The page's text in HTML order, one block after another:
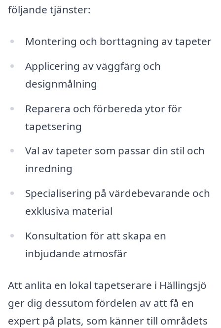
följande tjänster:
Montering och borttagning av tapeter
Applicering av väggfärg och
designmålning
Reparera och förbereda ytor för
tapetsering
Val av tapeter som passar din stil och
inredning
Specialisering på värdebevarande och
exklusiva material
Konsultation för att skapa en
inbjudande atmosfär
Att anlita en lokal tapetserare i Hällingsjö
ger dig dessutom fördelen av att få en
expert på plats, som känner till områdets